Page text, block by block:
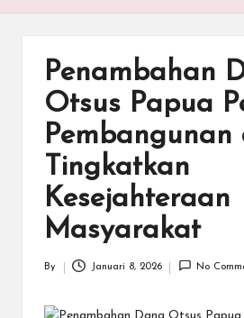
U
.C
O
Penambahan
Otsus Papua
Pembangunan
Tingkatkan
Kesejahteraan
Masyarakat
Posted
By Januari 8, 2026 No